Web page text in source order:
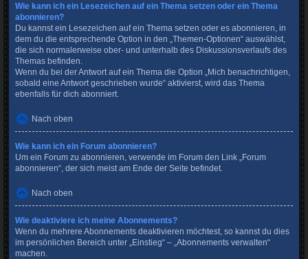
Wie kann ich ein Lesezeichen auf ein Thema setzen oder ein Thema
abonnieren?
Du kannst ein Lesezeichen auf ein Thema setzen oder es abonnieren, in
dem du die entsprechende Option in den „Themen-Optionen“ auswählst,
die sich normalerweise ober- und unterhalb des Diskussionsverlaufs des
Themas befinden.
Wenn du bei der Antwort auf ein Thema die Option „Mich benachrichtigen,
sobald eine Antwort geschrieben wurde“ aktivierst, wird das Thema
ebenfalls für dich abonniert.
Nach oben
Wie kann ich ein Forum abonnieren?
Um ein Forum zu abonnieren, verwende im Forum den Link „Forum
abonnieren“, der sich meist am Ende der Seite befindet.
Nach oben
Wie deaktiviere ich meine Abonnements?
Wenn du mehrere Abonnements deaktivieren möchtest, so kannst du dies
im persönlichen Bereich unter „Einstieg“ – „Abonnements verwalten“
machen.